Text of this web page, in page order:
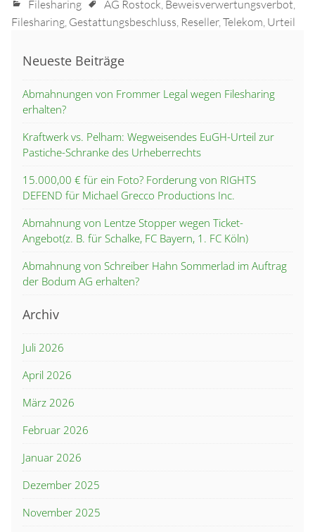
Filesharing AG Rostock, Beweisverwertungsverbot,
Filesharing, Gestattungsbeschluss, Reseller,Telekom, Urteil
Neueste Beiträge
Abmahnungen von Frommer Legal wegen Filesharing
erhalten?
Kraftwerk vs. Pelham: Wegweisendes EuGH-Urteil zur
Pastiche-Schranke des Urheberrechts
15.000,00 € für ein Foto? Forderung von RIGHTS
DEFEND für Michael Grecco Productions Inc.
Abmahnung von Lentze Stopper wegen Ticket-
Angebot(z. B. für Schalke, FC Bayern, 1. FC Köln)
Abmahnung von Schreiber Hahn Sommerlad im Auftrag
der Bodum AG erhalten?
Archiv
Juli 2026
April 2026
März 2026
Februar 2026
Januar 2026
Dezember 2025
November 2025